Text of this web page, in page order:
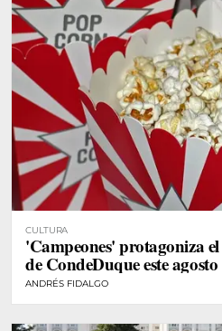
CULTURA
'Campeones' protagoniza
de CondeDuque este agosto
ANDRÉS FIDALGO